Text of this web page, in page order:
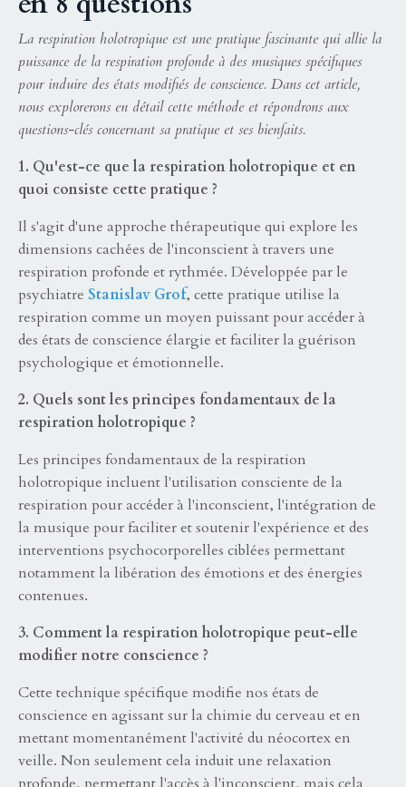
La respiration holotropique est une pratique fascinante qui allie la
puissance de la respiration profonde à des musiques spécifiques
pour induire des états modifiés de conscience. Dans cet article,
nous explorerons en détail cette méthode et répondrons aux
questions-clés concernant sa pratique et ses bienfaits.
1. Qu'est-ce que la respiration holotropique et en
quoi consiste cette pratique ?
Il s'agit d'une approche thérapeutique qui explore les
dimensions cachées de l'inconscient à travers une
respiration profonde et rythmée. Développée par le
psychiatre Stanislav Grof, cette pratique utilise la
respiration comme un moyen puissant pour accéder à
des états de conscience élargie et faciliter la guérison
psychologique et émotionnelle.
2. Quels sont les principes fondamentaux de la
respiration holotropique ?
Les principes fondamentaux de la respiration
holotropique incluent l'utilisation consciente de la
respiration pour accéder à l'inconscient, l'intégration de
la musique pour faciliter et soutenir l'expérience et des
interventions psychocorporelles ciblées permettant
notamment la libération des émotions et des énergies
contenues.
3. Comment la respiration holotropique peut-elle
modifier notre conscience ?
Cette technique spécifique modifie nos états de
conscience en agissant sur la chimie du cerveau et en
mettant momentanément l'activité du néocortex en
veille. Non seulement cela induit une relaxation